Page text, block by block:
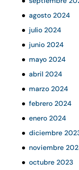
agosto 2024
julio 2024
junio 2024
mayo 2024
abril 2024
marzo 2024
febrero 2024
enero 2024
diciembre
noviembre
octubre 2023